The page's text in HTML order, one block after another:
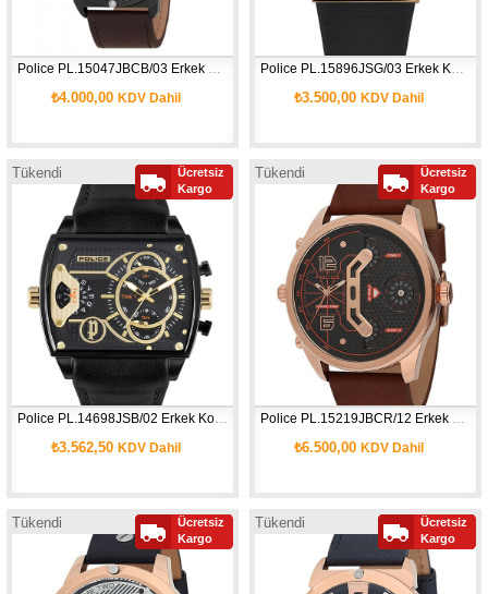
Police PL.15047JBCB/03 Erkek Kol Saati
₺4.000,00 KDV Dahil
Police PL.15896JSG/03 Erkek Kol Saati
₺3.500,00 KDV Dahil
Tükendi
Police PL.14698JSB/02 Erkek Kol Saati
₺3.562,50 KDV Dahil
Ücretsiz
Kargo
Tükendi
Police PL.15219JBCR/12 Erkek Kol Saati
₺6.500,00 KDV Dahil
Ücretsiz
Kargo
Tükendi
Ücretsiz
Kargo
Tükendi
Ücretsiz
Kargo